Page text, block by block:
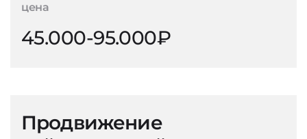
цена
45.000-95.000₽
Продвижение